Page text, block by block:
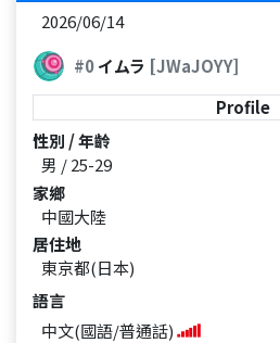
2026/06/14
#0イムラ [JWaJOYY]
Profile
性別 / 年齡
男 / 25-29
家鄉
中國大陸
居住地
東京都(日本)
語言
中文(國語/普通話)